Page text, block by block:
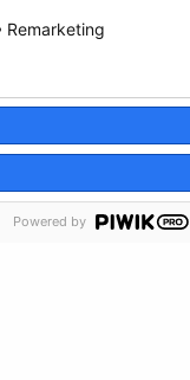
Remarketing
Powered by